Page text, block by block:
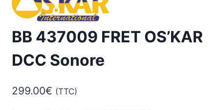
BB 437009 FRET OS’KAR
DCC Sonore
299.00€ (TTC)